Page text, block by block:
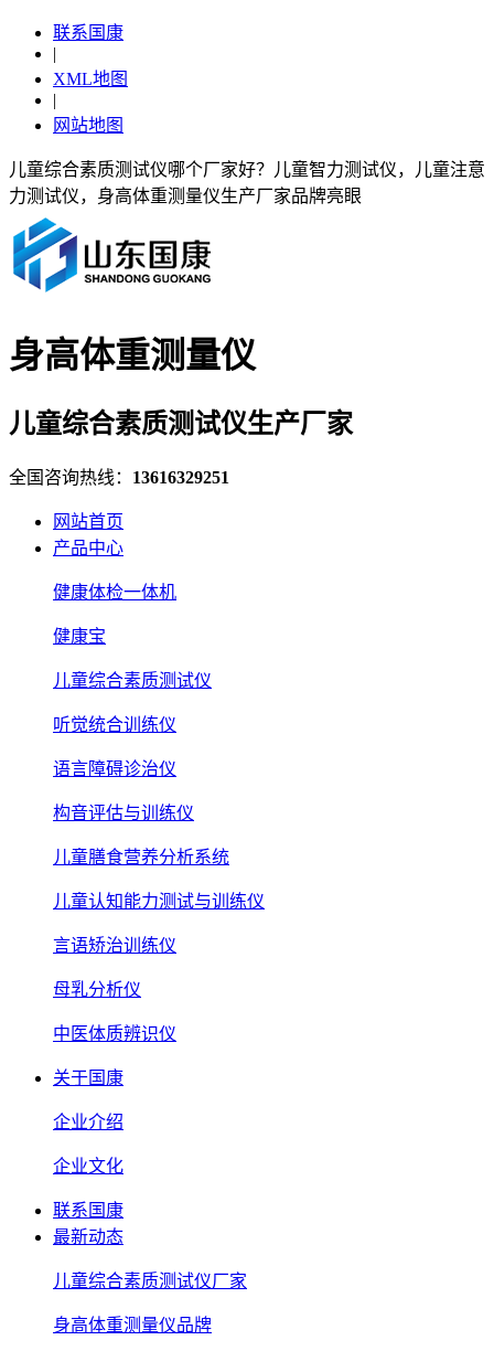
联系国康
|
XML地图
|
网站地图
儿童综合素质测试仪哪个厂家好？儿童智力测试仪，儿童注意
力测试仪，身高体重测量仪生产厂家品牌亮眼
身高体重测量仪
儿童综合素质测试仪生产厂家
全国咨询热线： 13616329251
网站首页
产品中心
健康体检一体机
健康宝
儿童综合素质测试仪
听觉统合训练仪
语言障碍诊治仪
构音评估与训练仪
儿童膳食营养分析系统
儿童认知能力测试与训练仪
言语矫治训练仪
母乳分析仪
中医体质辨识仪
关于国康
企业介绍
企业文化
联系国康
最新动态
儿童综合素质测试仪厂家
身高体重测量仪品牌